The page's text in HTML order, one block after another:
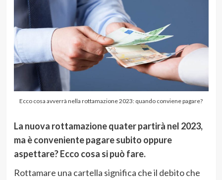
Ecco cosa avverrà nella rottamazione 2023: quando conviene pagare?
La nuova rottamazione quater partirà nel 2023,
ma è conveniente pagare subito oppure
aspettare? Ecco cosa si può fare.
Rottamare una cartella significa che il debito che